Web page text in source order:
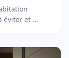
éviter et …